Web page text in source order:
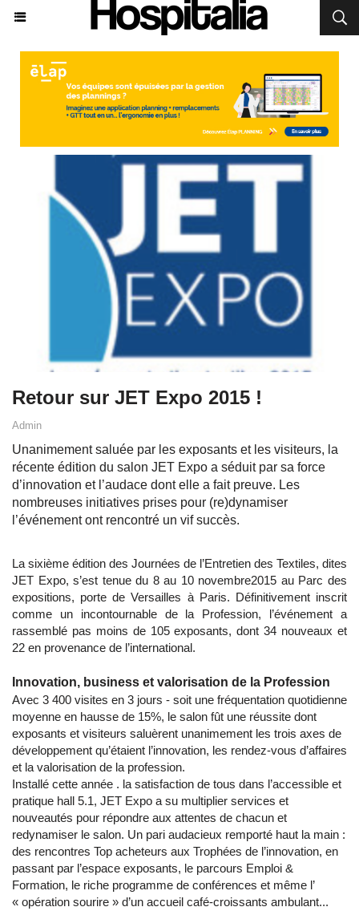
Retour sur JET Expo 2015 !
Admin
Unanimement saluée par les exposants et les visiteurs, la
récente édition du salon JET Expo a séduit par sa force
d’innovation et l’audace dont elle a fait preuve. Les
nombreuses initiatives prises pour (re)dynamiser
l’événement ont rencontré un vif succès.
La sixième édition des Journées de l’Entretien des Textiles, dites
JET Expo, s’est tenue du 8 au 10 novembre2015 au Parc des
expositions, porte de Versailles à Paris. Définitivement inscrit
comme un incontournable de la Profession, l’événement a
rassemblé pas moins de 105 exposants, dont 34 nouveaux et
22 en provenance de l’international.
Innovation, business et valorisation de la Profession
Avec 3 400 visites en 3 jours - soit une fréquentation quotidienne
moyenne en hausse de 15%, le salon fût une réussite dont
exposants et visiteurs saluèrent unanimement les trois axes de
développement qu’étaient l’innovation, les rendez-vous d’affaires
et la valorisation de la profession.
Installé cette année . la satisfaction de tous dans l’accessible et
pratique hall 5.1, JET Expo a su multiplier services et
nouveautés pour répondre aux attentes de chacun et
redynamiser le salon. Un pari audacieux remporté haut la main :
des rencontres Top acheteurs aux Trophées de l’innovation, en
passant par l’espace exposants, le parcours Emploi &
Formation, le riche programme de conférences et même l’
« opération sourire » d’un accueil café-croissants ambulant...